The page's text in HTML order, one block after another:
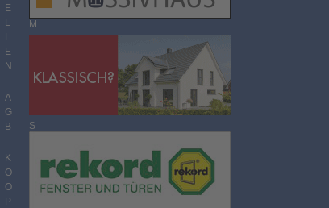
E
L
L
E
N
A
G
B
K
O
O
P
M
B
S